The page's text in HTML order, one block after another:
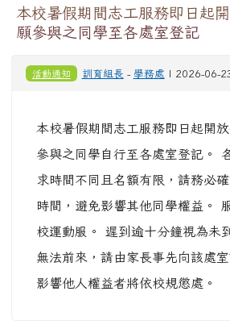
本校暑假期間志工服務即日起
願參與之同學至各處室登記
活動通知 訓育組長 - 學務處 | 2026-06-
本校暑假期間志工服務即日起開
參與之同學自行至各處室登記。
求時間不同且名額有限，請務必
時間，避免影響其他同學權益。
校運動服。 遲到逾十分鐘視為未
無法前來，請由家長事先向該處
影響他人權益者將依校規懲處。